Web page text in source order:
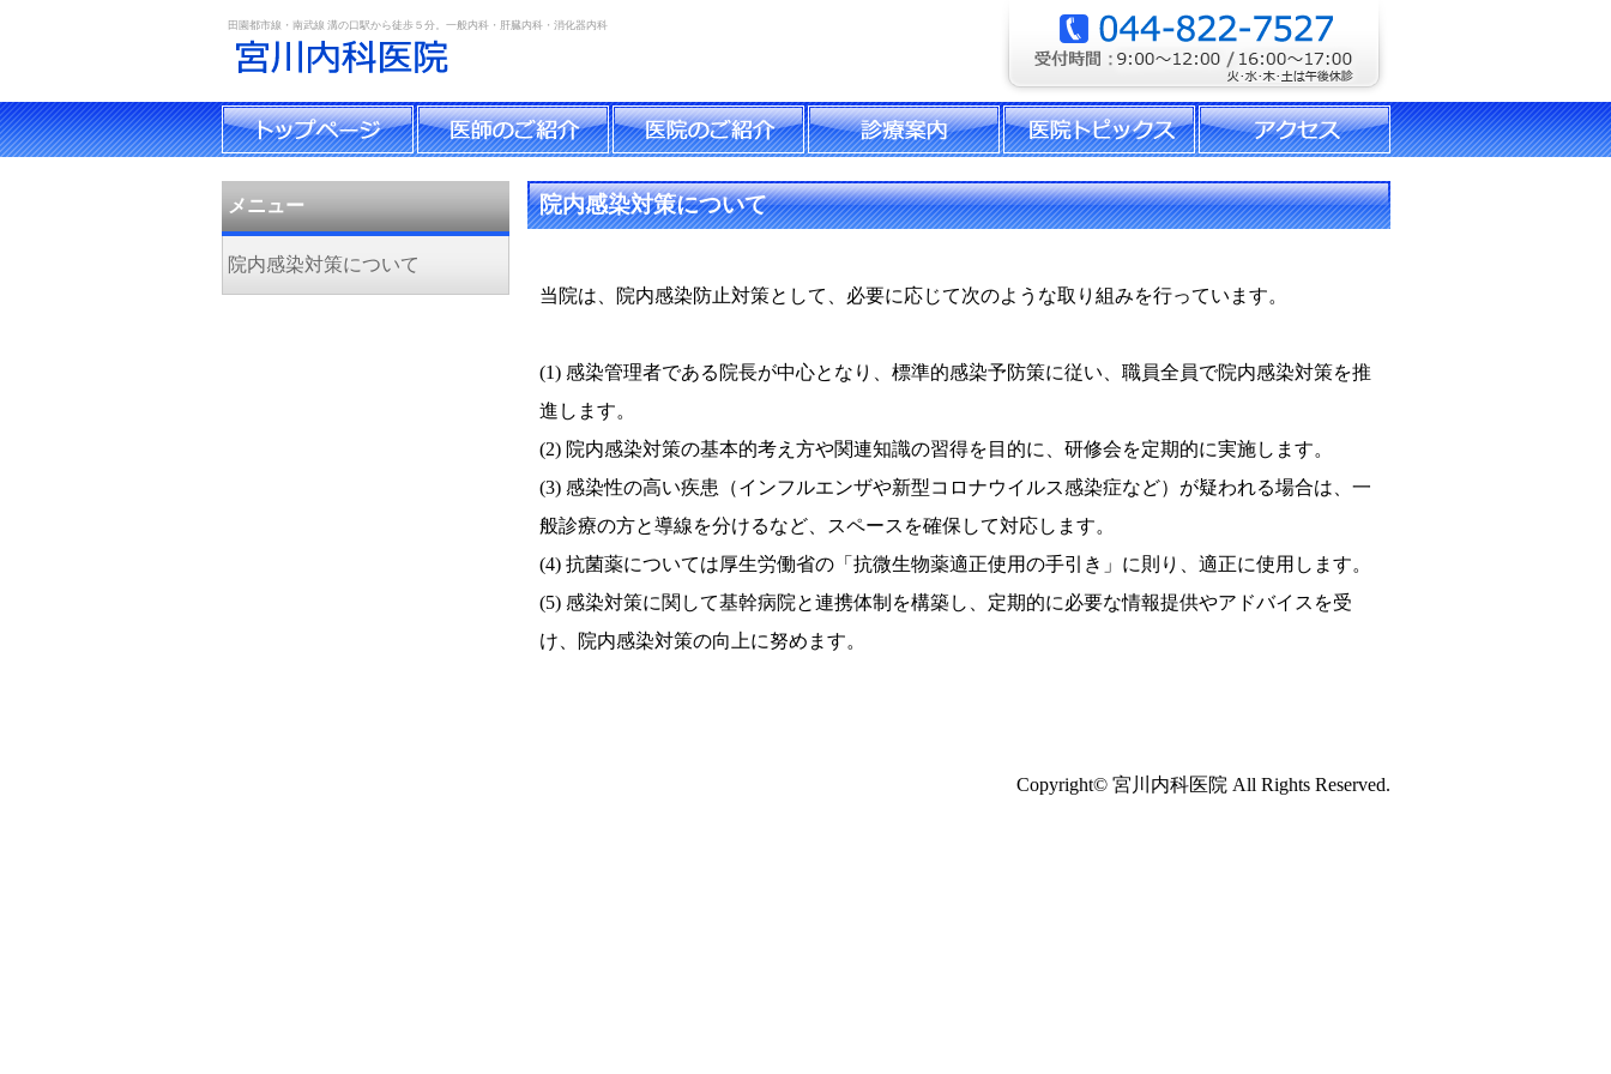
田園都市線・南武線 溝の口駅から徒歩５分。一般内科・肝臓内科・消化器内科
院内感染対策について
当院は、院内感染防止対策として、必要に応じて次のような取り組みを行っています。
(1) 感染管理者である院長が中心となり、標準的感染予防策に従い、職員全員で院内感染対策を推
進します。
(2) 院内感染対策の基本的考え方や関連知識の習得を目的に、研修会を定期的に実施します。
(3) 感染性の高い疾患（インフルエンザや新型コロナウイルス感染症など）が疑われる場合は、一
般診療の方と導線を分けるなど、スペースを確保して対応します。
(4) 抗菌薬については厚生労働省の「抗微生物薬適正使用の手引き」に則り、適正に使用します。
(5) 感染対策に関して基幹病院と連携体制を構築し、定期的に必要な情報提供やアドバイスを受
け、院内感染対策の向上に努めます。
メニュー
院内感染対策について
Copyright© 宮川内科医院 All Rights Reserved.